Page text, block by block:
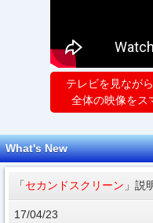
テレビを見なが
全体の映像をス
What's New
「セカンドスクリーン 」説
17/04/23